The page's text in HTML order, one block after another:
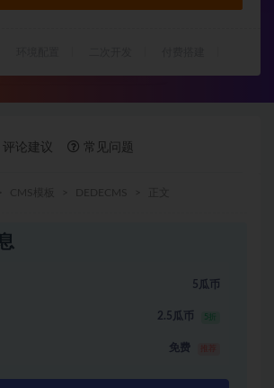
评论建议 常见问题
5瓜币
2.5瓜币 5折
免费